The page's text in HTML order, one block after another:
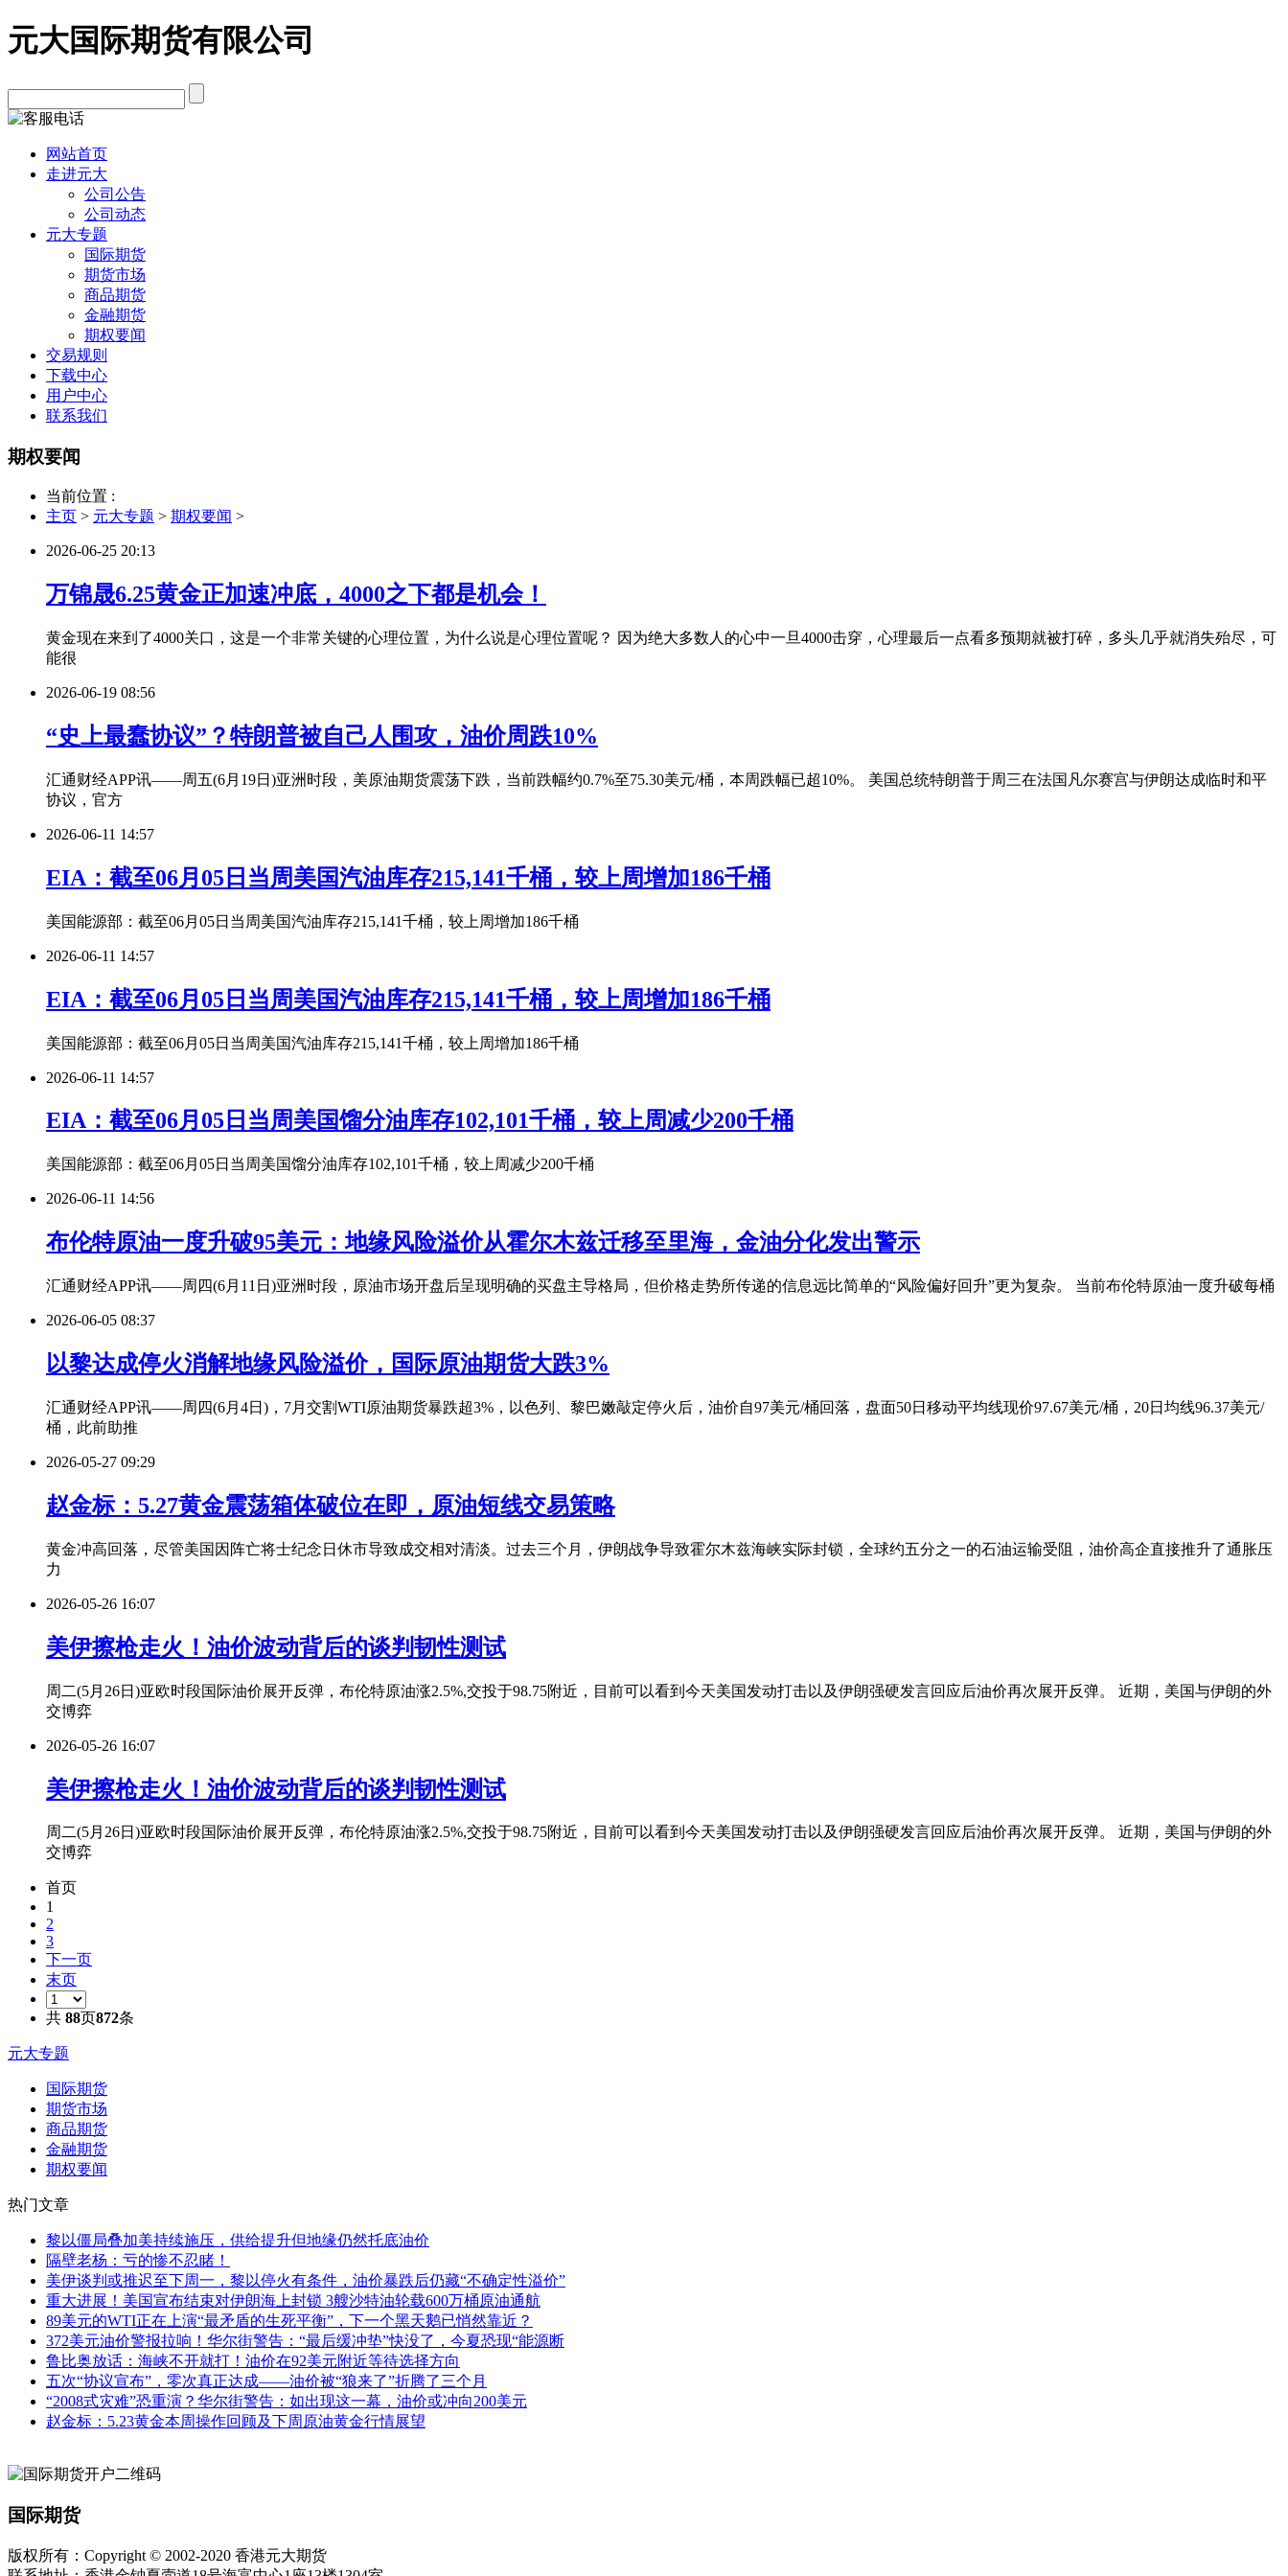
元大国际期货有限公司
网站首页
走进元大
公司公告
公司动态
元大专题
国际期货
期货市场
商品期货
金融期货
期权要闻
交易规则
下载中心
用户中心
联系我们
期权要闻
当前位置 :
主页 > 元大专题 > 期权要闻 >
2026-06-25 20:13
万锦晟6.25黄金正加速冲底，4000之下都是机会！
黄金现在来到了4000关口，这是一个非常关键的心理位置，为什么说是心理位置呢？ 因为绝大多数人的心中一旦4000击穿，心理最后一点看多预期就被打碎，多头几乎就消失殆尽，可
能很
2026-06-19 08:56
“史上最蠢协议”？特朗普被自己人围攻，油价周跌10%
汇通财经APP讯——周五(6月19日)亚洲时段，美原油期货震荡下跌，当前跌幅约0.7%至75.30美元/桶，本周跌幅已超10%。 美国总统特朗普于周三在法国凡尔赛宫与伊朗达成临时和平
协议，官方
2026-06-11 14:57
EIA：截至06月05日当周美国汽油库存215,141千桶，较上周增加186千桶
美国能源部：截至06月05日当周美国汽油库存215,141千桶，较上周增加186千桶
2026-06-11 14:57
EIA：截至06月05日当周美国汽油库存215,141千桶，较上周增加186千桶
美国能源部：截至06月05日当周美国汽油库存215,141千桶，较上周增加186千桶
2026-06-11 14:57
EIA：截至06月05日当周美国馏分油库存102,101千桶，较上周减少200千桶
美国能源部：截至06月05日当周美国馏分油库存102,101千桶，较上周减少200千桶
2026-06-11 14:56
布伦特原油一度升破95美元：地缘风险溢价从霍尔木兹迁移至里海，金油分化发出警示
汇通财经APP讯——周四(6月11日)亚洲时段，原油市场开盘后呈现明确的买盘主导格局，但价格走势所传递的信息远比简单的“风险偏好回升”更为复杂。 当前布伦特原油一度升破每桶
2026-06-05 08:37
以黎达成停火消解地缘风险溢价，国际原油期货大跌3%
汇通财经APP讯——周四(6月4日)，7月交割WTI原油期货暴跌超3%，以色列、黎巴嫩敲定停火后，油价自97美元/桶回落，盘面50日移动平均线现价97.67美元/桶，20日均线96.37美元/
桶，此前助推
2026-05-27 09:29
赵金标：5.27黄金震荡箱体破位在即，原油短线交易策略
黄金冲高回落，尽管美国因阵亡将士纪念日休市导致成交相对清淡。过去三个月，伊朗战争导致霍尔木兹海峡实际封锁，全球约五分之一的石油运输受阻，油价高企直接推升了通胀压
力
2026-05-26 16:07
美伊擦枪走火！油价波动背后的谈判韧性测试
周二(5月26日)亚欧时段国际油价展开反弹，布伦特原油涨2.5%,交投于98.75附近，目前可以看到今天美国发动打击以及伊朗强硬发言回应后油价再次展开反弹。 近期，美国与伊朗的外
交博弈
2026-05-26 16:07
美伊擦枪走火！油价波动背后的谈判韧性测试
周二(5月26日)亚欧时段国际油价展开反弹，布伦特原油涨2.5%,交投于98.75附近，目前可以看到今天美国发动打击以及伊朗强硬发言回应后油价再次展开反弹。 近期，美国与伊朗的外
交博弈
首页
1
2
3
下一页
末页
共 88页872条
元大专题
国际期货
期货市场
商品期货
金融期货
期权要闻
热门文章
黎以僵局叠加美持续施压，供给提升但地缘仍然托底油价
隔壁老杨：亏的惨不忍睹！
美伊谈判或推迟至下周一，黎以停火有条件，油价暴跌后仍藏“不确定性溢价”
重大进展！美国宣布结束对伊朗海上封锁 3艘沙特油轮载600万桶原油通航
89美元的WTI正在上演“最矛盾的生死平衡”，下一个黑天鹅已悄然靠近？
372美元油价警报拉响！华尔街警告：“最后缓冲垫”快没了，今夏恐现“能源断
鲁比奥放话：海峡不开就打！油价在92美元附近等待选择方向
五次“协议宣布”，零次真正达成——油价被“狼来了”折腾了三个月
“2008式灾难”恐重演？华尔街警告：如出现这一幕，油价或冲向200美元
赵金标：5.23黄金本周操作回顾及下周原油黄金行情展望
国际期货
版权所有：Copyright © 2002-2020 香港元大期货